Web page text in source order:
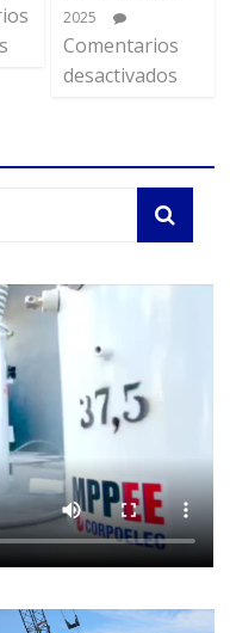
2025
Comentarios
desactivados